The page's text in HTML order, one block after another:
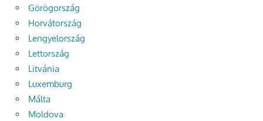
Görögország
Horvátország
Lengyelország
Lettország
Litvánia
Luxemburg
Málta
Moldova